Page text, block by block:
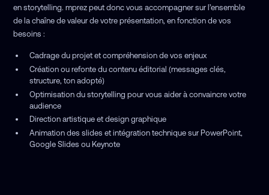
en storytelling. mprez peut donc vous accompagner sur l’ensemble
de la chaîne de valeur de votre présentation, en fonction de vos
besoins :
Cadrage du projet et compréhension de vos enjeux
Création ou refonte du contenu éditorial (messages clés,
structure, ton adopté)
Optimisation du storytelling pour vous aider à convaincre votre
audience
Direction artistique et design graphique
Animation des slides et intégration technique sur PowerPoint,
Google Slides ou Keynote